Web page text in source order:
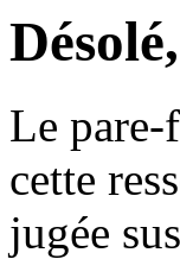
Le pare-
cette
jugée